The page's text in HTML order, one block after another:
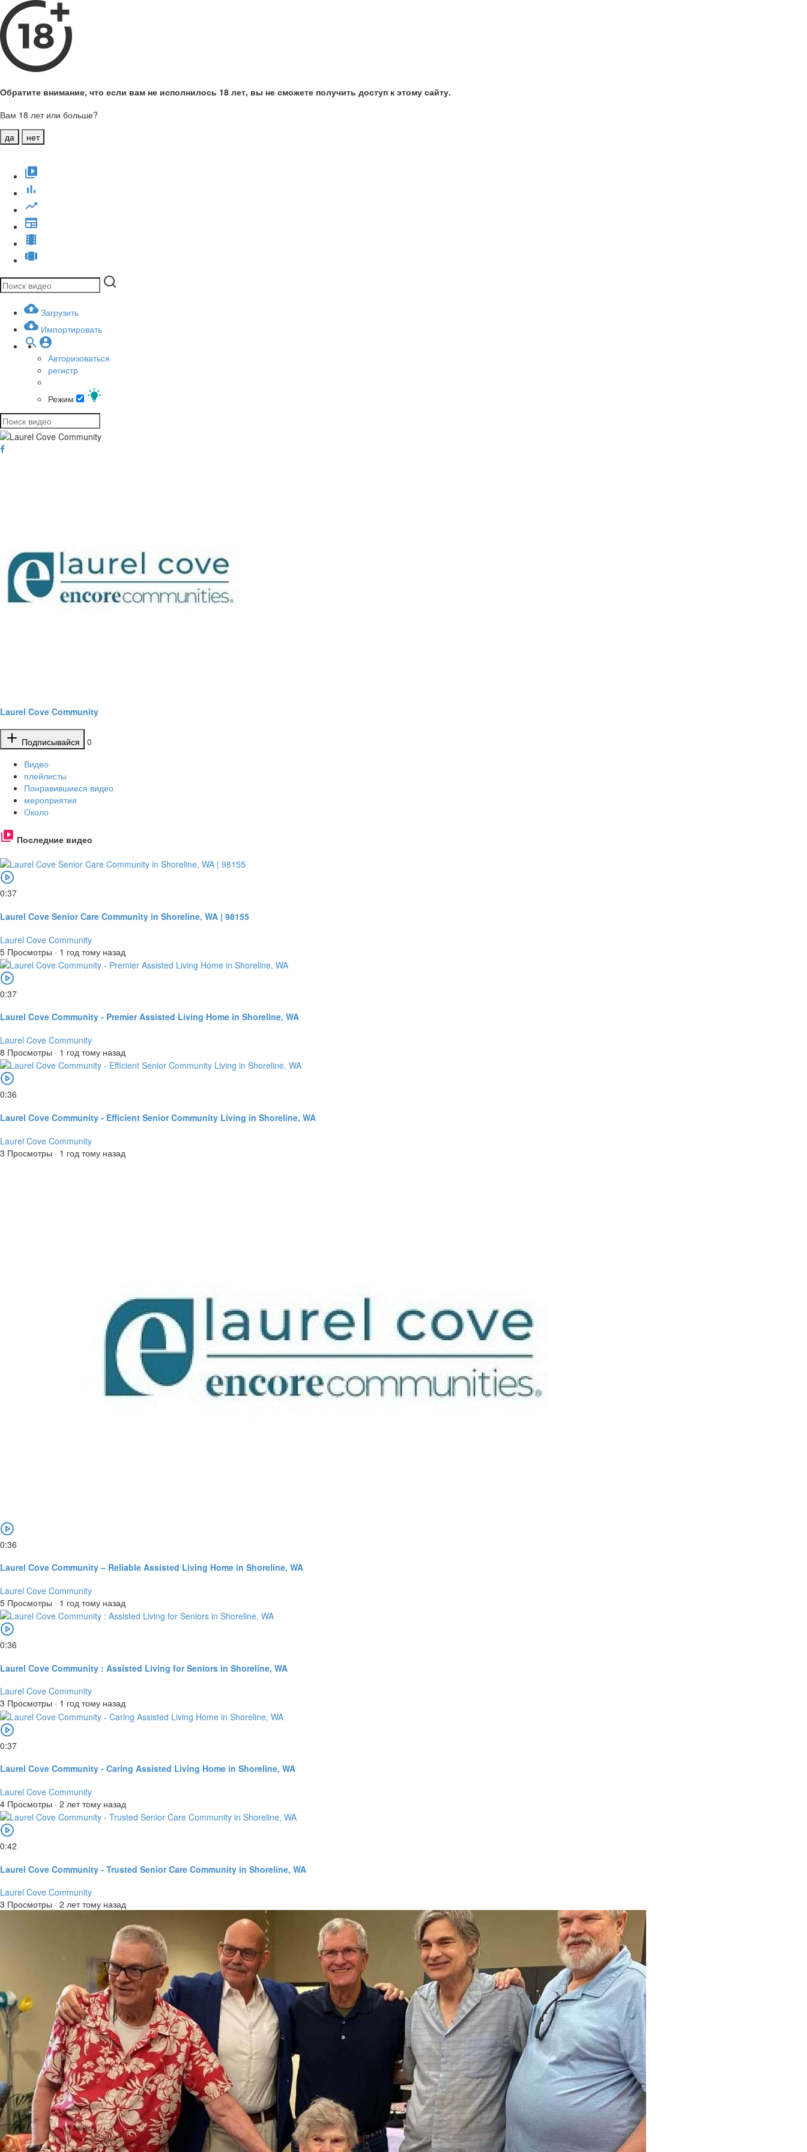
Обратите внимание, что если вам не исполнилось 18 лет, вы не сможете получить доступ к этому сайту.
Вам 18 лет или больше?
да
нет
Загрузить
Импортировать
Авторизоваться
регистр
Режим
Laurel Cove Community
Подписывайся
0
Видео
плейлисты
Понравившиеся видео
мероприятия
Около
Последние видео
0:37
Laurel Cove Senior Care Community in Shoreline, WA | 98155
Laurel Cove Community
5 Просмотры · 1 год тому назад
0:37
Laurel Cove Community - Premier Assisted Living Home in Shoreline, WA
Laurel Cove Community
8 Просмотры · 1 год тому назад
0:36
Laurel Cove Community - Efficient Senior Community Living in Shoreline, WA
Laurel Cove Community
3 Просмотры · 1 год тому назад
0:36
Laurel Cove Community – Reliable Assisted Living Home in Shoreline, WA
Laurel Cove Community
5 Просмотры · 1 год тому назад
0:36
Laurel Cove Community : Assisted Living for Seniors in Shoreline, WA
Laurel Cove Community
3 Просмотры · 1 год тому назад
0:37
Laurel Cove Community - Caring Assisted Living Home in Shoreline, WA
Laurel Cove Community
4 Просмотры · 2 лет тому назад
0:42
Laurel Cove Community - Trusted Senior Care Community in Shoreline, WA
Laurel Cove Community
3 Просмотры · 2 лет тому назад